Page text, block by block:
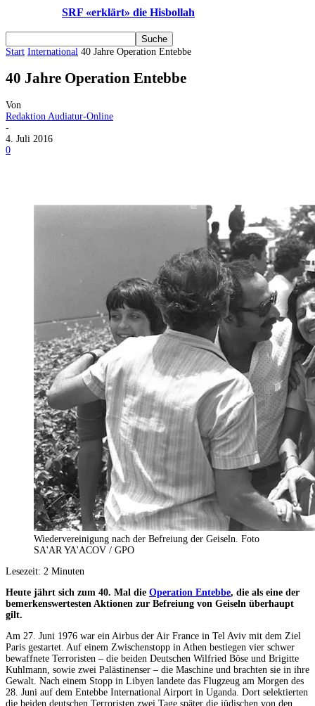
SRF «erklärt» die Hisbollah
Start International 40 Jahre Operation Entebbe
40 Jahre Operation Entebbe
Von
Redaktion Audiatur-Online
-
4. Juli 2016
0
Wiedervereinigung nach der Befreiung der Geiseln. Foto
SA'AR YA'ACOV / GPO
Lesezeit: 2 Minuten
Heute jährt sich zum 40. Mal die Operation Entebbe, die als eine der
bemerkenswertesten Aktionen zur Befreiung von Geiseln überhaupt
gilt.
Am 27. Juni 1976 war ein Airbus der Air France in Tel Aviv mit dem Ziel
Paris gestartet. Auf einem Zwischenstopp in Athen bestiegen vier schwer
bewaffnete Terroristen – die beiden Deutschen Wilfried Böse und Brigitte
Kuhlmann, sowie zwei Palästinenser – die Maschine und brachten sie in ihre
Gewalt. Nach einem Stopp in Libyen landete das Flugzeug am Morgen des
28. Juni auf dem Entebbe International Airport in Uganda. Dort selektierten
die beiden deutschen Terroristen zwei Tage später die jüdischen von den